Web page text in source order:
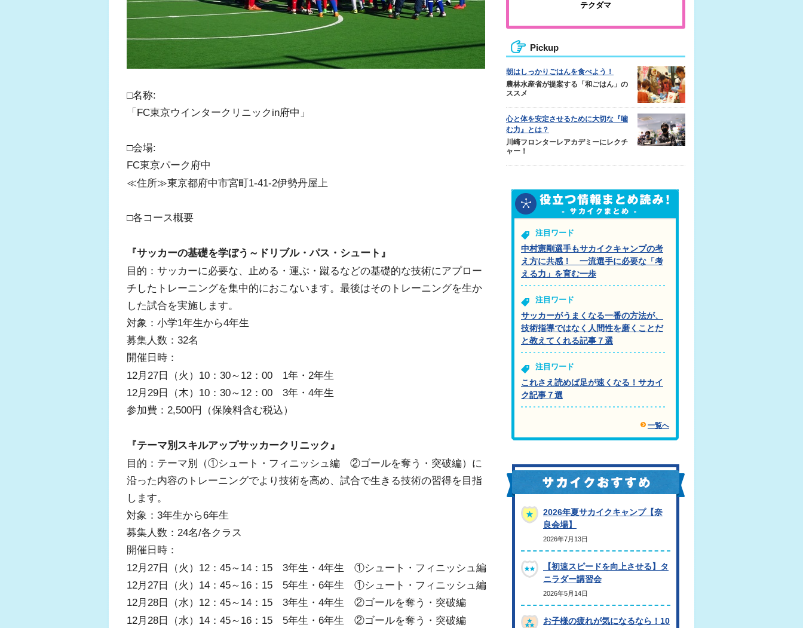
□名称:
「FC東京ウインタークリニックin府中」
□会場:
FC東京パーク府中
≪住所≫東京都府中市宮町1-41-2伊勢丹屋上
□各コース概要
『サッカーの基礎を学ぼう～ドリブル・パス・シュート』
目的：サッカーに必要な、止める・運ぶ・蹴るなどの基礎的な技術にアプロー
チしたトレーニングを集中的におこないます。最後はそのトレーニングを生か
した試合を実施します。
対象：小学1年生から4年生
募集人数：32名
開催日時：
12月27日（火）10：30～12：00 1年・2年生
12月29日（木）10：30～12：00 3年・4年生
参加費：2,500円（保険料含む税込）
『テーマ別スキルアップサッカークリニック』
目的：テーマ別（①シュート・フィニッシュ編 ②ゴールを奪う・突破編）に
沿った内容のトレーニングでより技術を高め、試合で生きる技術の習得を目指
します。
対象：3年生から6年生
募集人数：24名/各クラス
開催日時：
12月27日（火）12：45～14：15 3年生・4年生 ①シュート・フィニッシュ編
12月27日（火）14：45～16：15 5年生・6年生 ①シュート・フィニッシュ編
12月28日（水）12：45～14：15 3年生・4年生 ②ゴールを奪う・突破編
12月28日（水）14：45～16：15 5年生・6年生 ②ゴールを奪う・突破編
ジュニアレッグリカバリー テクダマ
Pickup
朝はしっかりごはんを食べよう！
農林水産省が提案する「和ごはん」の
ススメ
心と体を安定させるために大切な『噛
む力』とは？
川崎フロンターレアカデミーにレクチ
ャー！
注目ワード
中村憲剛選手もサカイクキャンプの考
え方に共感！ 一流選手に必要な「考
える力」を育む一歩
注目ワード
サッカーがうまくなる一番の方法が、
技術指導ではなく人間性を磨くことだ
と教えてくれる記事７選
注目ワード
これさえ読めば足が速くなる！サカイ
ク記事７選
一覧へ
2026年夏サカイクキャンプ【奈
良会場】
2026年7月13日
【初速スピードを向上させる】タ
ニラダー講習会
2026年5月14日
お子様の疲れが気になるなら！10